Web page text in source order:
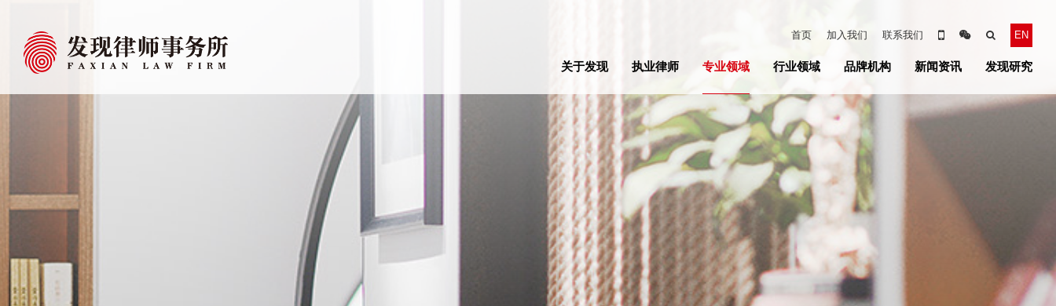
首页 加入我们 联系我们 EN
关于发现 执业律师 专业领域 行业领域 品牌机构 新闻资讯 发现研究